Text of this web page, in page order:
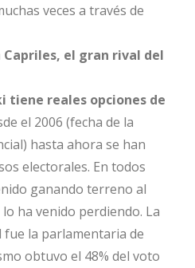
veces a través de
Capriles, el gran rival del
tiene reales opciones de
el 2006 (fecha de la
hasta ahora se han
electorales. En todos
ganando terreno al
ha venido perdiendo. La
fue la parlamentaria de
obtuvo el 48% del voto